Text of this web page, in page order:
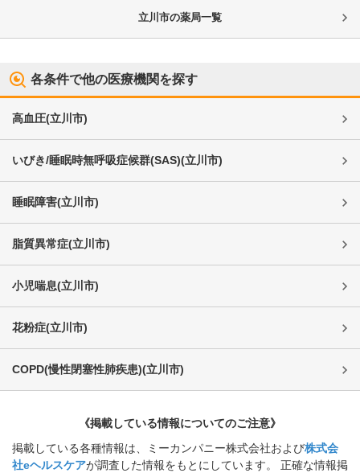
立川市の薬局一覧
各条件で他の医療機関を探す
高血圧(立川市)
いびき/睡眠時無呼吸症候群(SAS)(立川市)
睡眠障害(立川市)
脂質異常症(立川市)
小児喘息(立川市)
花粉症(立川市)
COPD(慢性閉塞性肺疾患)(立川市)
《掲載している情報についてのご注意》
掲載している各種情報は、ミーカンパニー株式会社および株式会
社eヘルスケアが調査した情報をもとにしています。 正確な情報掲